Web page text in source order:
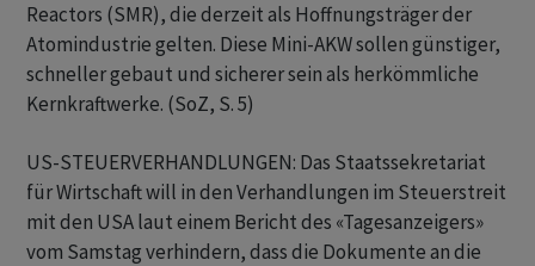
Reactors (SMR), die derzeit als Hoffnungsträger der
Atomindustrie gelten. Diese Mini-AKW sollen günstiger,
schneller gebaut und sicherer sein als herkömmliche
Kernkraftwerke. (SoZ, S. 5)
US-STEUERVERHANDLUNGEN: Das Staatssekretariat
für Wirtschaft will in den Verhandlungen im Steuerstreit
mit den USA laut einem Bericht des «Tagesanzeigers»
vom Samstag verhindern, dass die Dokumente an die